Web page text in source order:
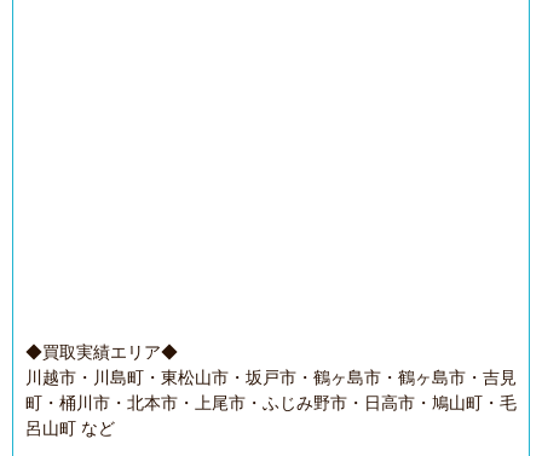
◆買取実績エリア◆
川越市・川島町・東松山市・坂戸市・鶴ヶ島市・鶴ヶ島市・吉見
町・桶川市・北本市・上尾市・ふじみ野市・日高市・鳩山町・毛
呂山町 など